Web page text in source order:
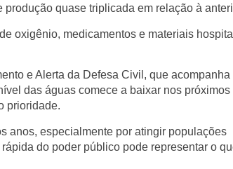
quase triplicada em relação à
oxigênio, medicamentos e materiais
e Alerta da Defesa Civil, que acompanha
das águas comece a baixar nos próximos
prioridade.
anos, especialmente por atingir populações
do poder público pode representar o